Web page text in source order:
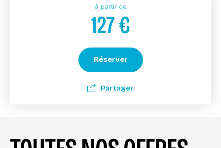
à partir de
127€
Réserver
Partager